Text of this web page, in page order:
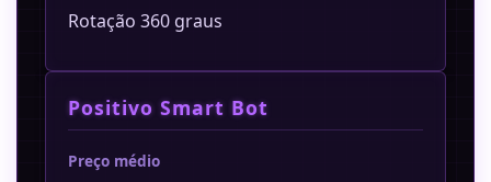
Rotação 360 graus
Positivo Smart Bot
Preço médio